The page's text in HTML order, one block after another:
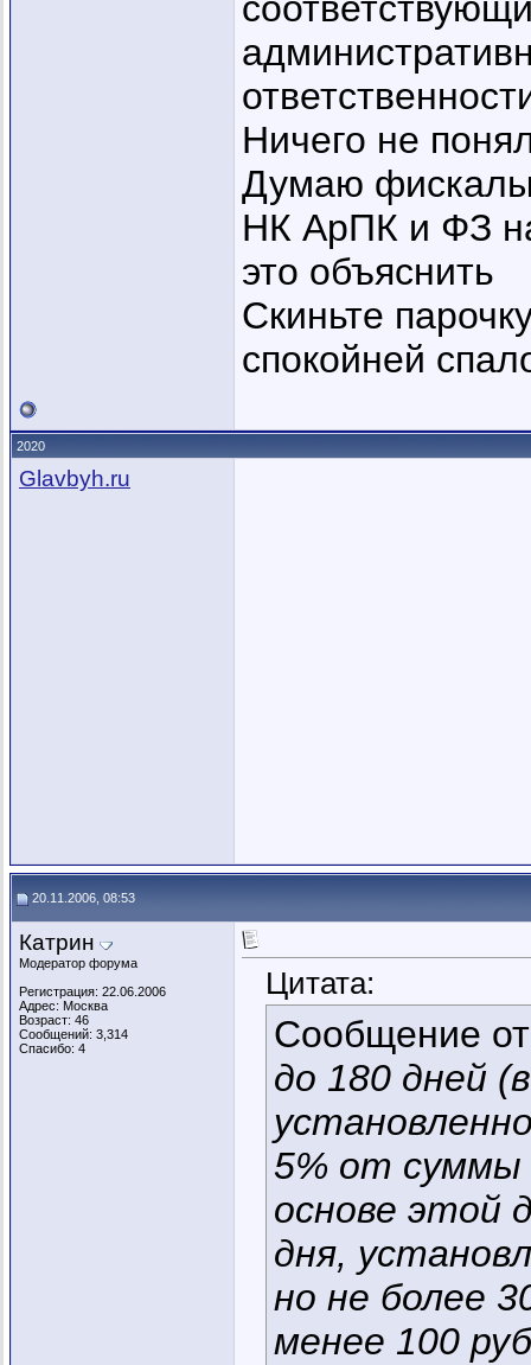
Ничего не
Думаю фискалы
НК АрПК и ФЗ
это объяснить
Скиньте
спокойней
2020
Glavbyh.ru
20.11.2006, 08:53
Катрин
Модератор форума
Регистрация: 22.06.2006
Адрес: Москва
Возраст: 46
Сообщений: 3,314
Спасибо: 4
Цитата:
Сообщение
до 180 дней
5% от суммы
основе этой
дня,
но не более
менее 100